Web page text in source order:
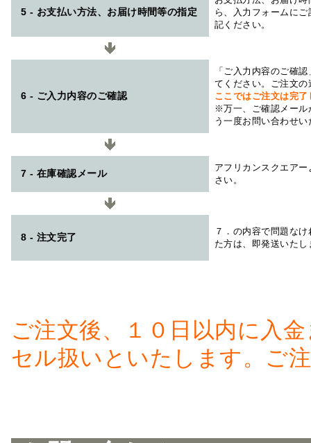
5 - お支払い方法、お届け時間等の指定
ら、入力フォームに
記ください。
6 - ご入力内容のご確認
「ご入力内容のご確
てください。ご注文
ここではご注文は完
※万一、ご確認メール
う一度お問い合わせ
7 - 在庫確認メール
アフリカンスクエアー
さい。
8 - 注文完了
７．の内容で問題な
た方は、即発送いたし
ご注文後、１０日以内に入
セル扱いといたします。ご